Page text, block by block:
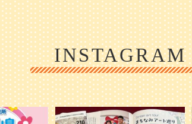
INSTAGRAM
／
本日発売のオトンvol.210号に掲載されま